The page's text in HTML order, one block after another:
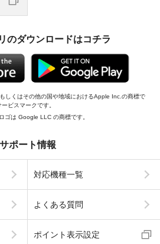
のダウンロードはコチラ
しくはその他の国や地域におけるApple Inc.の商標で
ビスマークです。
は Google LLC の商標です。
サポート情報
対応機種一覧
よくある質問
ポイント表示設定